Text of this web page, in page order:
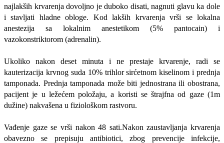
najlakših krvarenja dovoljno je duboko disati, nagnuti glavu ka dole
i stavljati hladne obloge. Kod lakših krvarenja vrši se lokalna
anestezija sa lokalnim anestetikom (5% pantocain) i
vazokonstriktorom (adrenalin).
Ukoliko nakon deset minuta i ne prestaje krvarenje, radi se
kauterizacija krvnog suda 10% trihlor sirćetnom kiselinom i prednja
tamponada. Prednja tamponada može biti jednostrana ili obostrana,
pacijent je u ležećem položaju, a koristi se štrajfna od gaze (1m
dužine) nakvašena u fiziološkom rastvoru.
Vađenje gaze se vrši nakon 48 sati.Nakon zaustavljanja krvarenja
obavezno se prepisuju antibiotici, zbog prevencije infekcije,